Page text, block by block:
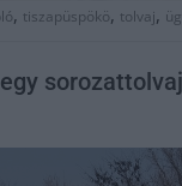
, tiszapüspökö, tolvaj,